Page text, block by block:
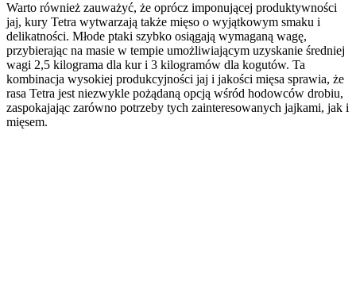
Warto również zauważyć, że oprócz imponującej produktywności
jaj, kury Tetra wytwarzają także mięso o wyjątkowym smaku i
delikatności. Młode ptaki szybko osiągają wymaganą wagę,
przybierając na masie w tempie umożliwiającym uzyskanie średniej
wagi 2,5 kilograma dla kur i 3 kilogramów dla kogutów. Ta
kombinacja wysokiej produkcyjności jaj i jakości mięsa sprawia, że
rasa Tetra jest niezwykle pożądaną opcją wśród hodowców drobiu,
zaspokajając zarówno potrzeby tych zainteresowanych jajkami, jak i
mięsem.